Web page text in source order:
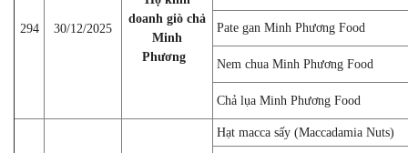
294 30/12/2025
doanh giò chả
Minh
Phương
Pate gan Minh Phương Food
Nem chua Minh Phương Food
Chả lụa Minh Phương Food
Hạt macca sấy (Maccadamia Nuts)